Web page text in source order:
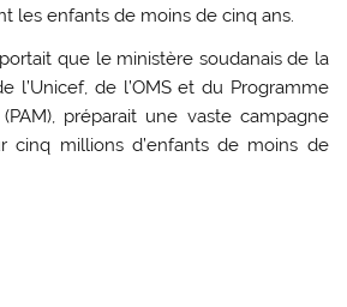
les enfants de moins de cinq ans.
que le ministère soudanais de la
l’Unicef, de l’OMS et du Programme
préparait une vaste campagne
cinq millions d’enfants de moins de